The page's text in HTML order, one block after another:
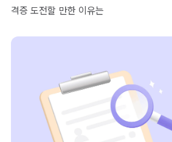
격증 도전할 만한 이유는